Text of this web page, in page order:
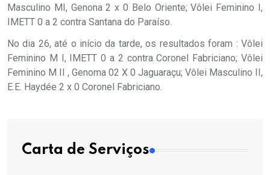
Masculino MI, Genona 2 x 0 Belo Oriente; Vôlei Feminino I,
IMETT 0 a 2 contra Santana do Paraíso.
No dia 26, até o início da tarde, os resultados foram : Vôlei
Feminino M I, IMETT 0 a 2 contra Coronel Fabriciano; Vôlei
Feminino M II , Genoma 02 X 0 Jaguaraçu; Vôlei Masculino II,
E.E. Haydée 2 x 0 Coronel Fabriciano.
Carta de Serviços